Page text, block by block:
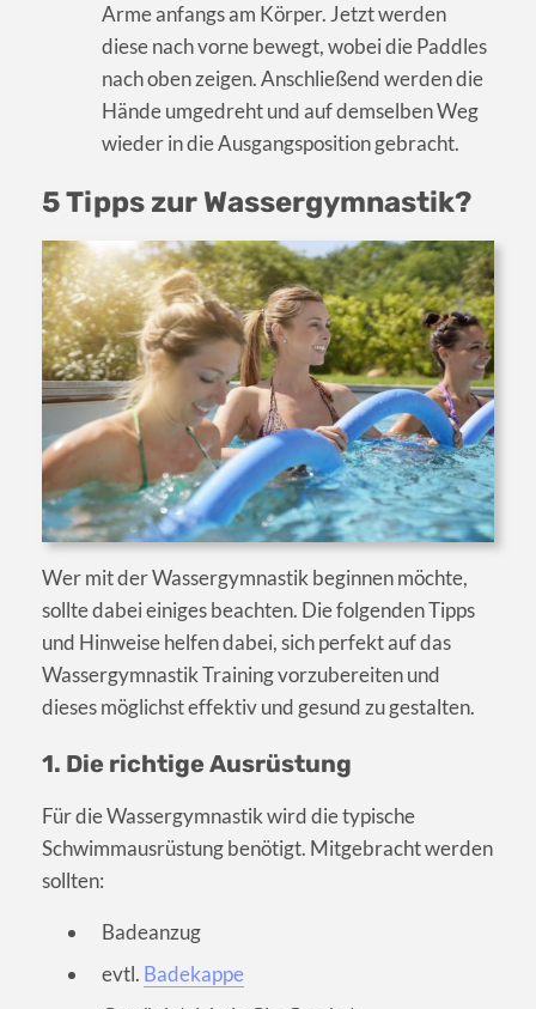
Arme anfangs am Körper. Jetzt werden
diese nach vorne bewegt, wobei die Paddles
nach oben zeigen. Anschließend werden die
Hände umgedreht und auf demselben Weg
wieder in die Ausgangsposition gebracht.
5 Tipps zur Wassergymnastik?
Wer mit der Wassergymnastik beginnen möchte,
sollte dabei einiges beachten. Die folgenden Tipps
und Hinweise helfen dabei, sich perfekt auf das
Wassergymnastik Training vorzubereiten und
dieses möglichst effektiv und gesund zu gestalten.
1. Die richtige Ausrüstung
Für die Wassergymnastik wird die typische
Schwimmausrüstung benötigt. Mitgebracht werden
sollten:
Badeanzug
evtl. Badekappe